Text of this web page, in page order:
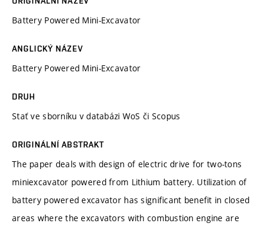
Battery Powered Mini-Excavator
ANGLICKÝ NÁZEV
Battery Powered Mini-Excavator
DRUH
Stať ve sborníku v databázi WoS či Scopus
ORIGINÁLNÍ ABSTRAKT
The paper deals with design of electric drive for two-tons
miniexcavator powered from Lithium battery. Utilization of
battery powered excavator has significant benefit in closed
areas where the excavators with combustion engine are